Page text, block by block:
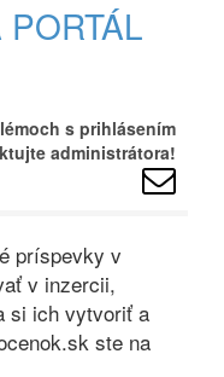
s prihlásením
administrátora!
príspevky v
v inzercii,
si ich vytvoriť a
ste na